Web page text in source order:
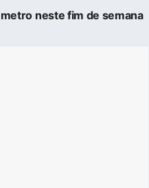
neste fim de semana